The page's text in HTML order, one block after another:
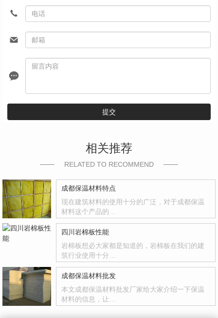
提交
相关推荐
RELATED TO RECOMMEND
成都保温材料特点
现在建筑材料的使用十分的广泛，对于成都保温
材料这个产品的…
四川岩棉板性能
岩棉板想必大家都是知道的，岩棉板在我们的建
筑行业使用十分…
成都保温材料批发
本文成都保温材料批发厂家给大家介绍一下保温
材料的信息，让…